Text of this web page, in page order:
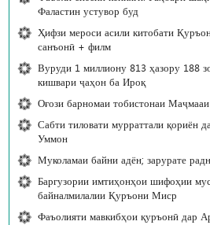
Фаластин устувор буд
Ҳифзи мероси асили китобати
санъонӣ + филм
Вуруди 1 миллиону 813 ҳазору 188
кишвари ҷаҳон ба Ироқ
Оғози барномаи тобистонаи
Сабти тиловати мурраттали қориён
Уммон
Муколамаи байни адён; зарурате
Баргузории имтиҳонҳои шифоҳии
байналмилалии Қуръони Миср
Фаъолияти мавкибҳои қуръонӣ дар